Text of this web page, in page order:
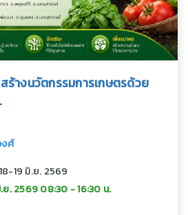
ร้างนวัตกรรมการเกษตรด้วย
ศ์
19 มิ.ย. 2569
ย. 2569 08:30 - 16:30 น.